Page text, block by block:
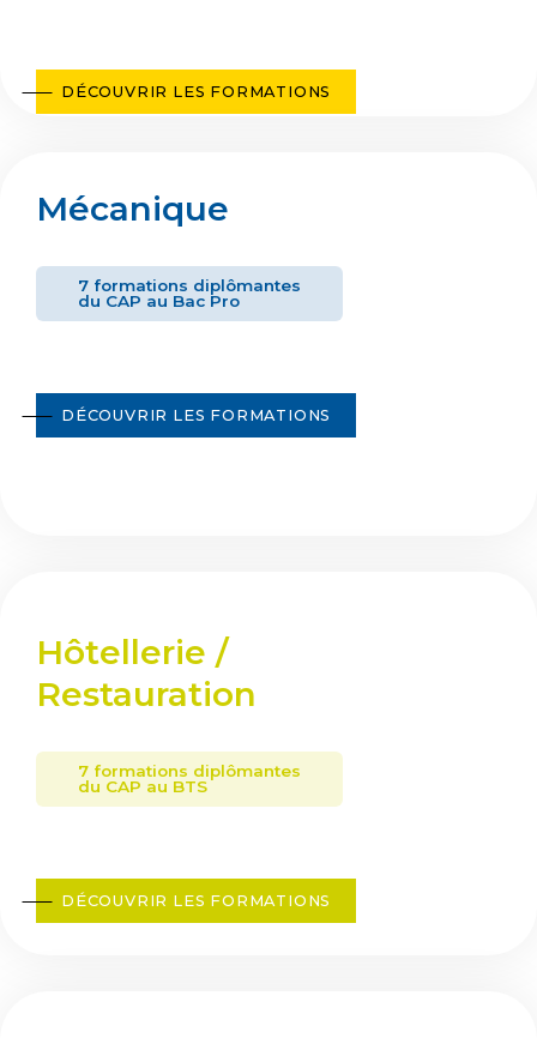
DÉCOUVRIR LES FORMATIONS
Mécanique
7 formations diplômantes
du CAP au Bac Pro
DÉCOUVRIR LES FORMATIONS
Hôtellerie /
Restauration
7 formations diplômantes
du CAP au BTS
DÉCOUVRIR LES FORMATIONS